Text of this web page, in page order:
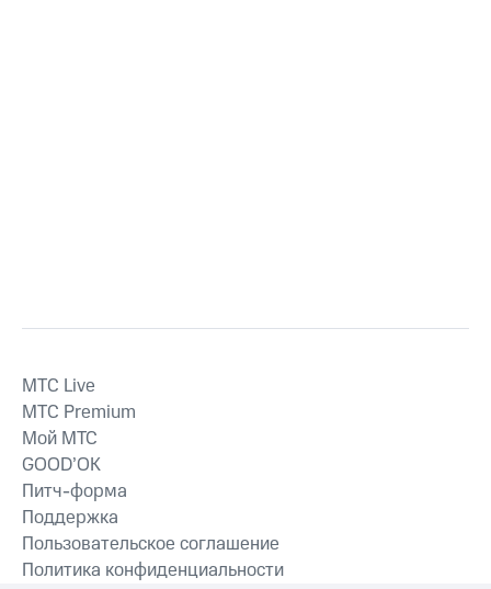
MTС Live
MTС Premium
Мой МТС
GOOD’OK
Питч-форма
Поддержка
Пользовательское соглашение
Политика конфиденциальности